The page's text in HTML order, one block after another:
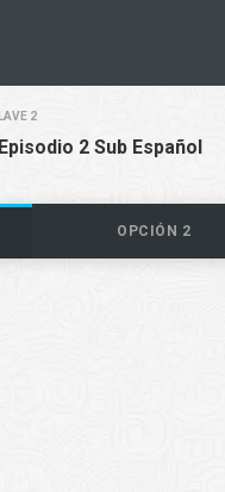
2
2 Sub Español
OPCIÓN 2